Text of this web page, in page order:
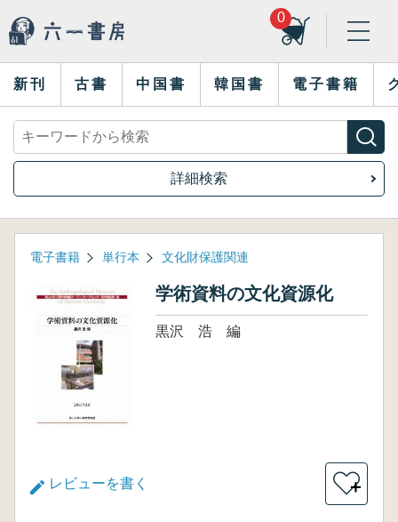
0
新刊 古書 中国書 韓国書 電子書籍
詳細検索
電子書籍 単行本 文化財保護関連
学術資料の文化資源化
黒沢 浩 編
レビューを書く ＋